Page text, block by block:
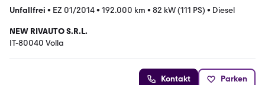
Unfallfrei • EZ 01/2014• 192.000 km • 82 kW (111 PS) • Diesel
NEW RIVAUTO S.R.L.
IT-80040 Volla
Kontakt Parken